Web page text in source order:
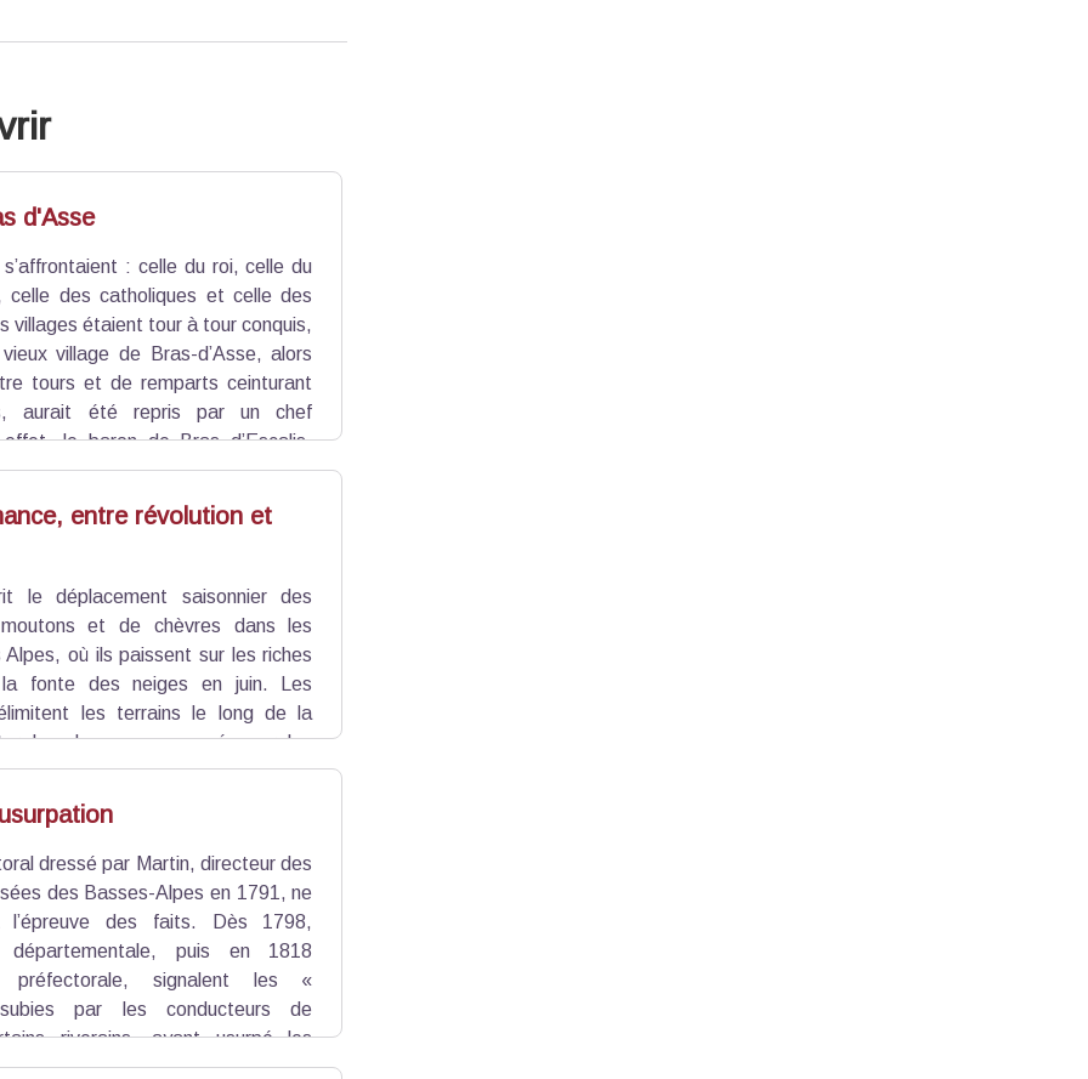
d'Asse
: celle du roi, celle du
celle des catholiques et celle des
villages étaient tour à tour conquis,
village de Bras-d’Asse, alors
tours et de remparts ceinturant
aurait été repris par un chef
le baron de Bras d’Escalis,
fait cause commune avec les
détruits.
entre révolution et
le déplacement saisonnier des
et de chèvres dans les
où ils paissent sur les riches
fonte des neiges en juin. Les
les terrains le long de la
les dommages causés par les
derniers organisent les troupeaux
des fromages. Les muletiers
dressé par Martin, directeur des
des Basses-Alpes en 1791, ne
des faits. Dès 1798,
départementale, puis en 1818
préfectorale, signalent les «
par les conducteurs de
riverains, ayant usurpé les
indues et arbitraires ». Les